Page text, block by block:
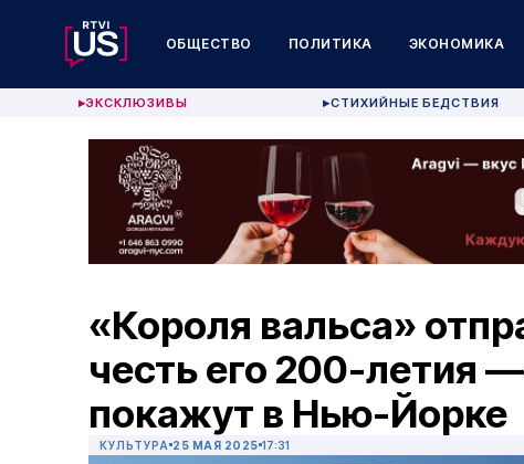
ОБЩЕСТВО ПОЛИТИКА ЭКОНОМИКА
▶ЭКСКЛЮЗИВЫ ▶СТИХИЙНЫЕ БЕДСТВИЯ
«Короля вальса»
честь его 200-летия
покажут в Нью-Йорке
КУЛЬТУРА 25 МАЯ 2025 17:31